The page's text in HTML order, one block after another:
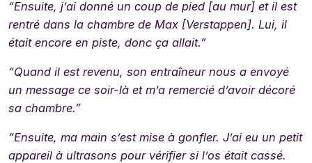
“Ensuite, j’ai donné un coup de pied [au mur] et il est
rentré dans la chambre de Max [Verstappen]. Lui, il
était encore en piste, donc ça allait.”
“Quand il est revenu, son entraîneur nous a envoyé
un message ce soir-là et m’a remercié d’avoir décoré
sa chambre.”
“Ensuite, ma main s’est mise à gonfler. J’ai eu un petit
appareil à ultrasons pour vérifier si l’os était cassé.